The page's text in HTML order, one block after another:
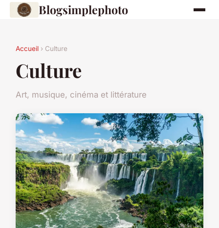
Blogsimplephoto
Accueil › Culture
Culture
Art, musique, cinéma et littérature